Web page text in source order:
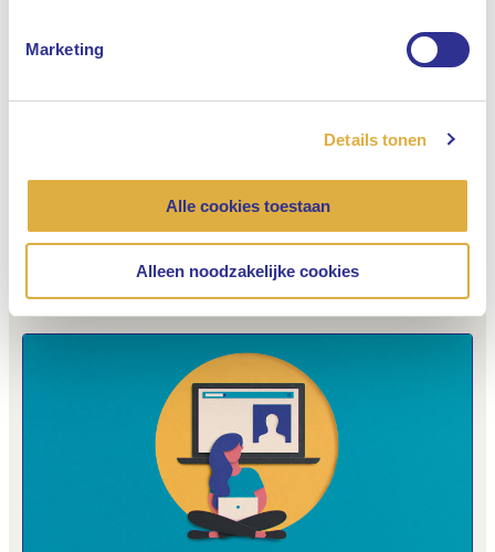
Marketing
Details tonen
Alle cookies toestaan
Alleen noodzakelijke cookies
Tanvi, Change & Innovation Lead
Solliciteren? Dat gaat zo.